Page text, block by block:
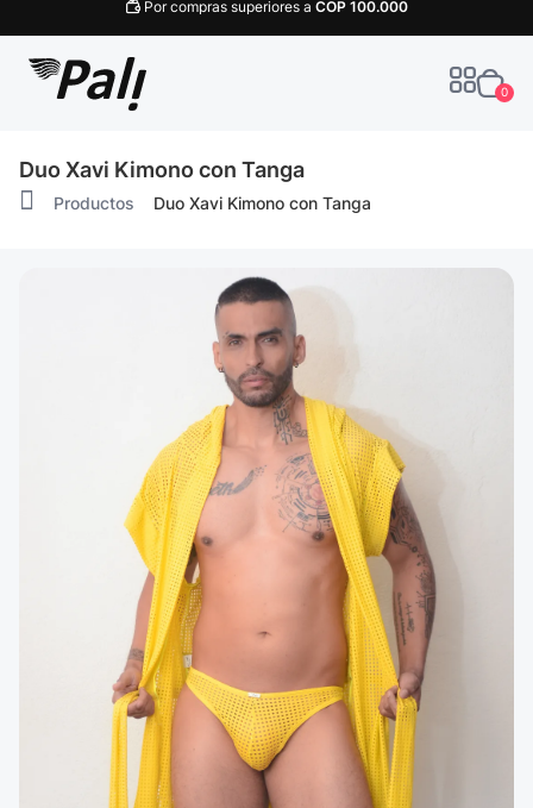
Por compras superiores a COP100.000
0
Duo Xavi Kimono con Tanga
Productos Duo Xavi Kimono con Tanga